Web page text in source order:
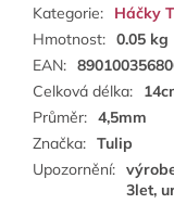
Kategorie:
Háčky
Hmotnost: 0.05 kg
EAN:
Celková délka:
Průměr: 4,5mm
Značka: Tulip
Upozornění:
3let,